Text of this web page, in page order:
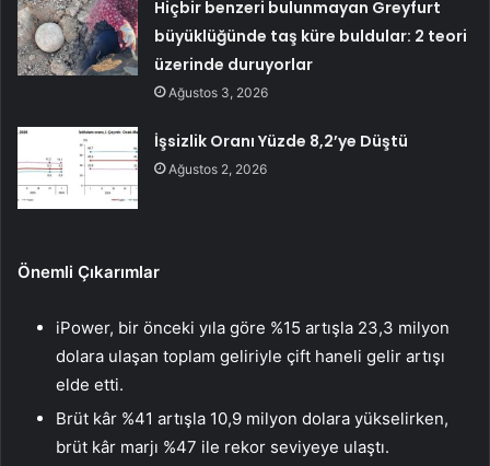
Hiçbir benzeri bulunmayan Greyfurt
büyüklüğünde taş küre buldular: 2 teori
üzerinde duruyorlar
Ağustos 3, 2026
İşsizlik Oranı Yüzde 8,2’ye Düştü
Ağustos 2, 2026
Önemli Çıkarımlar
iPower, bir önceki yıla göre %15 artışla 23,3 milyon
dolara ulaşan toplam geliriyle çift haneli gelir artışı
elde etti.
Brüt kâr %41 artışla 10,9 milyon dolara yükselirken,
brüt kâr marjı %47 ile rekor seviyeye ulaştı.